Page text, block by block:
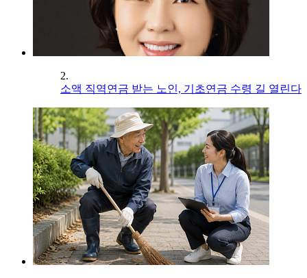
2.
소액 직역연금 받는 노인, 기초연금 수령 길 열린다